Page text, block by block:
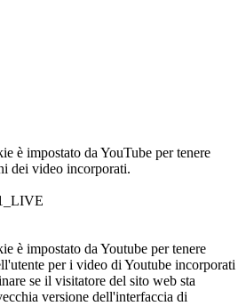
è impostato da YouTube per tenere
dei video incorporati.
è impostato da Youtube per tenere
per i video di Youtube incorporati
se il visitatore del sito web sta
versione dell'interfaccia di